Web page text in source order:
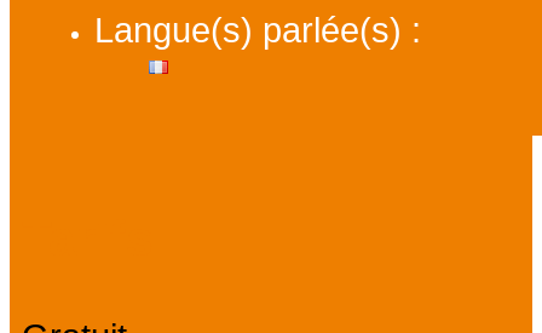
Langue(s) parlée(s) :